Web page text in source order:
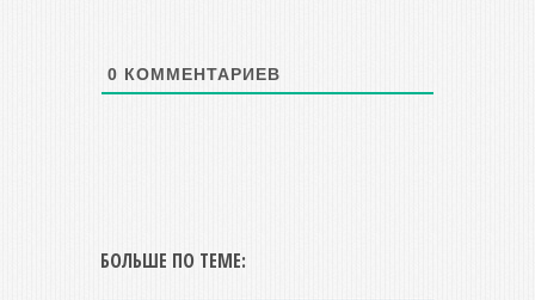
0 КОММЕНТАРИЕВ
БОЛЬШЕ ПО ТЕМЕ: